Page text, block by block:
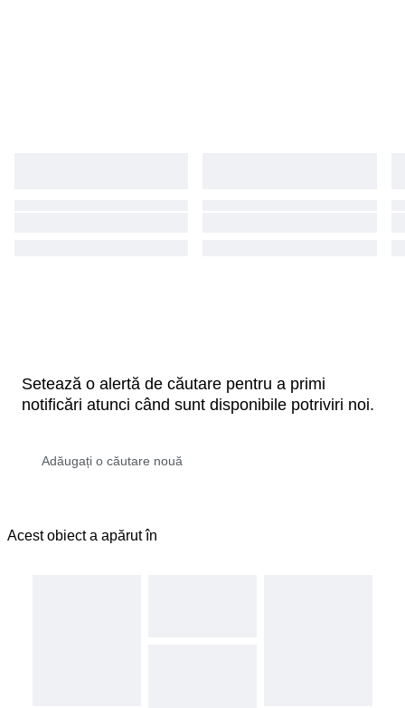
Setează o alertă de căutare pentru a primi
notificări atunci când sunt disponibile potriviri noi.
Acest obiect a apărut în